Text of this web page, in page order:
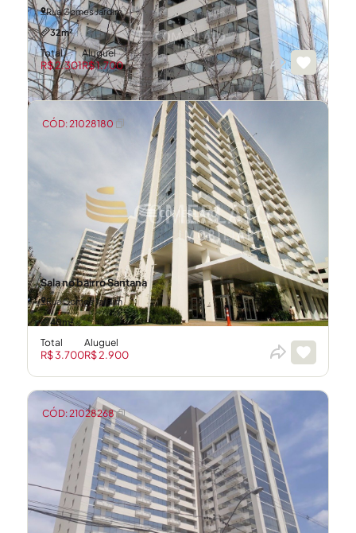
Rua Gomes Jardim
32m²
Total
R$ 2.301
Aluguel
R$ 1.700
Sala no bairro Santana
Rua Gomes Jardim
40m²
Total
R$ 3.700
Aluguel
R$ 2.900
CÓD: 21028180
CÓD: 21028268